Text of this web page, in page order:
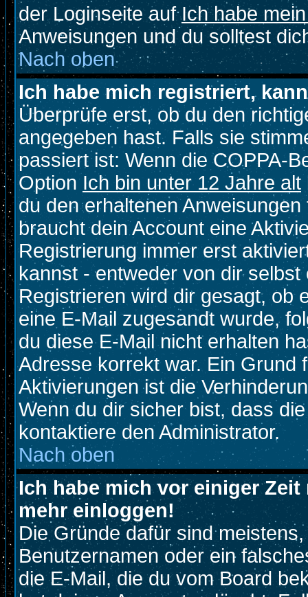
der Loginseite aufIch habe
Anweisungen und du solltest
Nach oben
Ich habe mich registriert,
Überprüfe erst, ob du den
angegeben hast. Falls sie
passiert ist: Wenn die COPPA-
OptionIch bin unter 12 Jahre alt
du den erhaltenen
braucht dein Account eine
Registrierung immer erst
kannst - entweder von dir
Registrieren wird dir gesagt, ob
eine E-Mail zugesandt wurde,
du diese E-Mail nicht erhalten
Adresse korrekt war. Ein Grund
Aktivierungen ist die
Wenn du dir sicher bist, dass
kontaktiere den Administrator.
Nach oben
Ich habe mich vor einiger
mehr einloggen!
Die Gründe dafür sind
Benutzernamen oder ein
die E-Mail, die du vom Board